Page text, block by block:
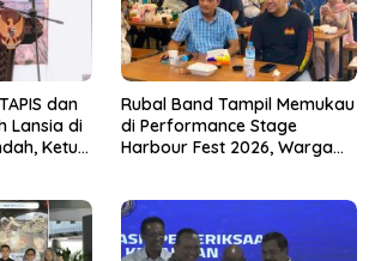
dan
Lansia di
Ketua
Rubal Band Tampil Memukau
di Performance Stage
Harbour Fest 2026, Warga
Terbaik